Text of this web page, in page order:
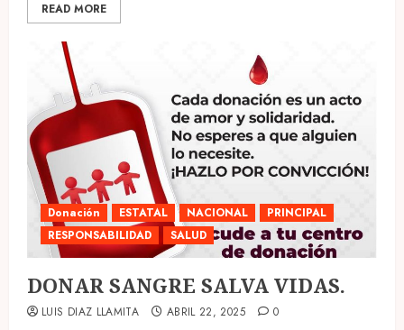
READ MORE
Donación ESTATAL NACIONAL
PRINCIPAL
RESPONSABILIDAD
SALUD
DONAR SANGRE SALVA VIDAS.
LUIS DIAZ LLAMITA ABRIL 22, 2025 0